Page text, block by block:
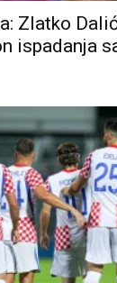
Zlatko
ispadanja